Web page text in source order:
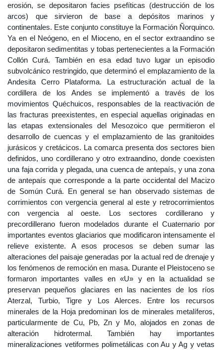
erosión, se depositaron facies psefíticas (destrucción de los
arcos) que sirvieron de base a depósitos marinos y
continentales. Este conjunto constituye la Formación Ñorquinco.
Ya en el Neógeno, en el Mioceno, en el sector extraandino se
depositaron sedimentitas y tobas pertenecientes a la Formación
Collón Curá. También en esa edad tuvo lugar un episodio
subvolcánico restringido, que determinó el emplazamiento de la
Andesita Cerro Plataforma. La estructuración actual de la
cordillera de los Andes se implementó a través de los
movimientos Quéchuicos, responsables de la reactivación de
las fracturas preexistentes, en especial aquellas originadas en
las etapas extensionales del Mesozoico que permitieron el
desarrollo de cuencas y el emplazamiento de las granitoides
jurásicos y cretácicos. La comarca presenta dos sectores bien
definidos, uno cordillerano y otro extraandino, donde coexisten
una faja corrida y plegada, una cuenca de antepaís, y una zona
de antepaís que corresponde a la parte occidental del Macizo
de Somún Curá. En general se han observado sistemas de
corrimientos con vergencia general al este y retrocorrimientos
con vergencia al oeste. Los sectores cordillerano y
precordillerano fueron modelados durante el Cuaternario por
importantes eventos glaciarios que modificaron intensamente el
relieve existente. A esos procesos se deben sumar las
alteraciones del paisaje generadas por la actual red de drenaje y
los fenómenos de remoción en masa. Durante el Pleistoceno se
formaron importantes valles en «U» y en la actualidad se
preservan pequeños glaciares en las nacientes de los ríos
Aterzal, Turbio, Tigre y Los Alerces. Entre los recursos
minerales de la Hoja predominan los de minerales metalíferos,
particularmente de Cu, Pb, Zn y Mo, alojados en zonas de
alteración hidrotermal. También hay importantes
mineralizaciones vetiformes polimetálicas con Au y Ag y vetas